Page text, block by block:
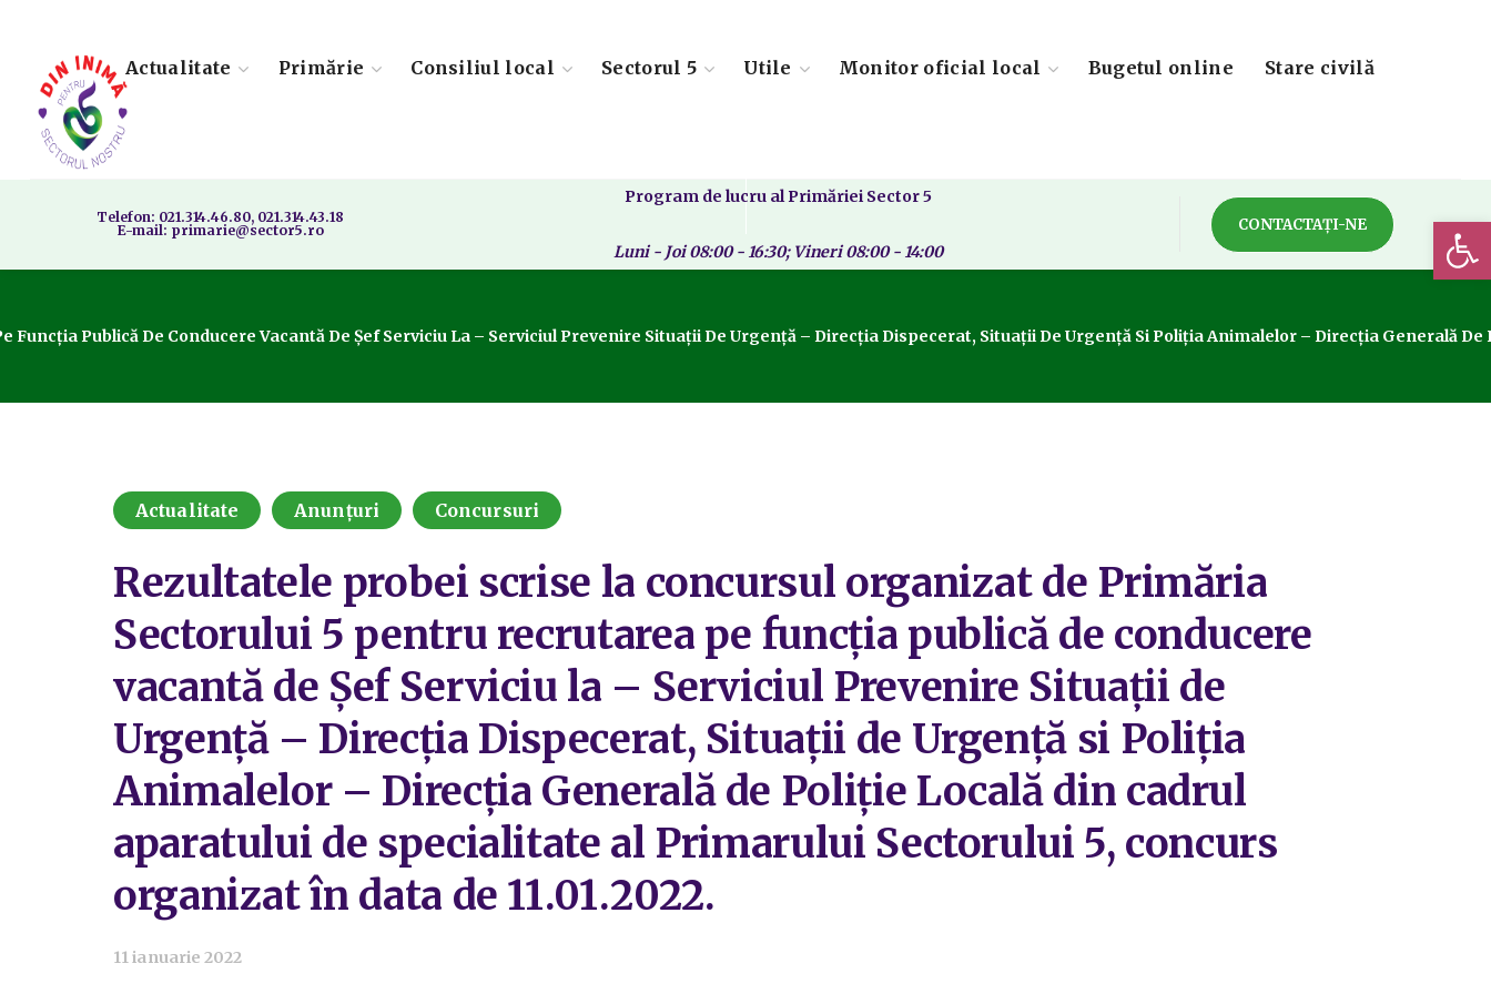
Actualitate Primărie Consiliul local Sectorul 5 Utile Monitor oficial local Bugetul online Stare civilă
Telefon: 021.314.46.80, 021.314.43.18
E-mail: primarie@sector5.ro
Program de lucru al Primăriei Sector 5
Luni - Joi 08:00 - 16:30; Vineri 08:00 - 14:00
CONTACTAȚI-NE
Publică De Conducere Vacantă De Șef Serviciu La – Serviciul Prevenire Situații De Urgență – Direcția Dispecerat, Situații De Urgență Si Poliția Animalelor – Direcția Generală
Actualitate Anunțuri Concursuri
Rezultatele probei scrise la concursul organizat de Primăria
Sectorului 5 pentru recrutarea pe funcția publică de conducere
vacantă de Șef Serviciu la – Serviciul Prevenire Situații de
Urgență – Direcția Dispecerat, Situații de Urgență si Poliția
Animalelor – Direcția Generală de Poliție Locală din cadrul
aparatului de specialitate al Primarului Sectorului 5, concurs
organizat în data de 11.01.2022.
11 ianuarie 2022